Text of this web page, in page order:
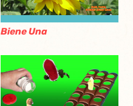
Biene Una